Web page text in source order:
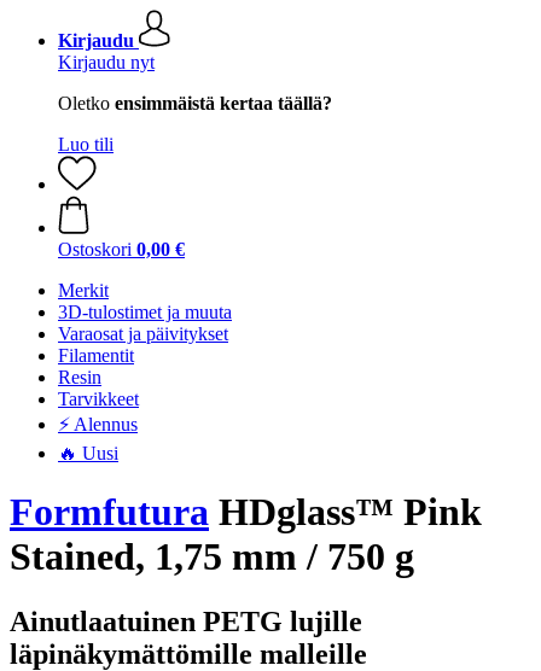
Kirjaudu
Kirjaudu nyt
Oletko ensimmäistä kertaa täällä?
Luo tili
Ostoskori 0,00 €
Merkit
3D-tulostimet ja muuta
Varaosat ja päivitykset
Filamentit
Resin
Tarvikkeet
⚡ Alennus
🔥 Uusi
Formfutura HDglass™ Pink
Stained, 1,75 mm / 750 g
Ainutlaatuinen PETG lujille
läpinäkymättömille malleille